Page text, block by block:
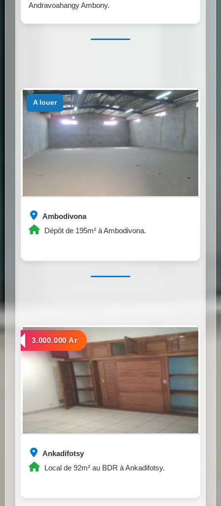
Andravoahangy Ambony.
Ambodivona
Dépôt de 195m² à Ambodivona.
a louer
Ankadifotsy
Local de 92m² au BDR à Ankadifotsy.
a louer
3.000.000 Ar